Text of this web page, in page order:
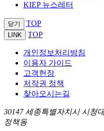
KIEP 뉴스레터
닫기 TOP
LINK TOP
개인정보처리방침
이용자 가이드
고객헌장
저작권 정책
찾아오시는길
30147 세종특별자치시 시청
정책동